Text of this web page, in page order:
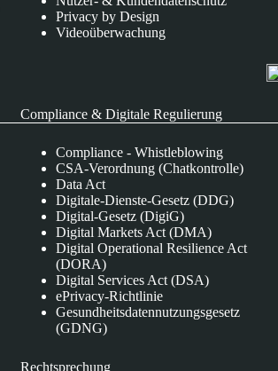
Privacy by Design
Videoüberwachung
Compliance & Digitale Regulierung
Compliance - Whistleblowing
CSA-Verordnung (Chatkontrolle)
Data Act
Digitale-Dienste-Gesetz (DDG)
Digital-Gesetz (DigiG)
Digital Markets Act (DMA)
Digital Operational Resilience Act
(DORA)
Digital Services Act (DSA)
ePrivacy-Richtlinie
Gesundheitsdatennutzungsgesetz
(GDNG)
Rechtsprechung